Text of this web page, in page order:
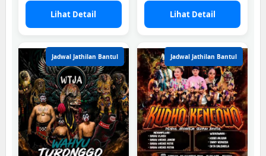
Lihat Detail Lihat Detail
Jadwal Jathilan Bantul Jadwal Jathilan Bantul